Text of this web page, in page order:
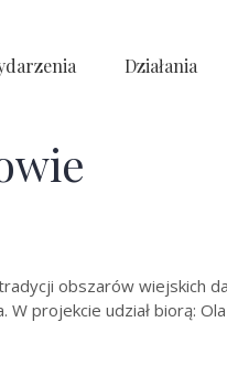
Działania
obszarów wiejskich
projekcie udział biorą: